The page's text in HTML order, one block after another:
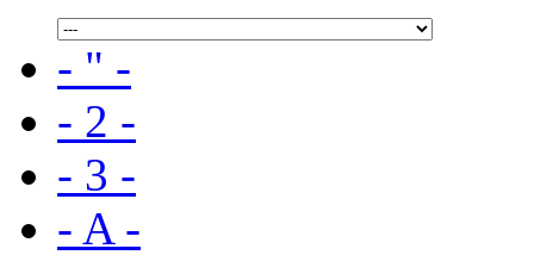
- " -
- 2 -
- 3 -
- A -